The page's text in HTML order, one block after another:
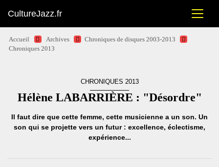
CultureJazz.fr
Accueil Archives
Chroniques de disques 2003-2013
Chroniques 2013
CHRONIQUES 2013
Hélène LABARRIÈRE : "Désordre"
Il faut dire que cette femme, cette musicienne a un son. Un
son qui se projette vers un futur : excellence, éclectisme,
expérience...